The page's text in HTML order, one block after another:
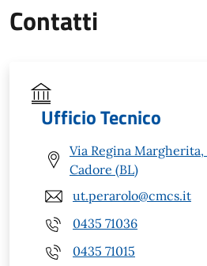
Contatti
Ufficio Tecnico
Via Regina
Cadore (BL)
ut.perarolo@cmcs.it
0435 71036
0435 71015